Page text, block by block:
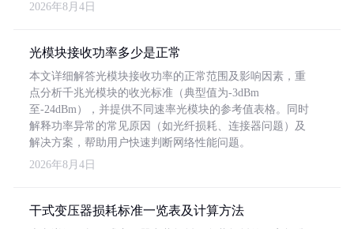
2026年8月4日
光模块接收功率多少是正常
本文详细解答光模块接收功率的正常范围及影响因素，重
点分析千兆光模块的收光标准（典型值为-3dBm
至-24dBm），并提供不同速率光模块的参考值表格。同时
解释功率异常的常见原因（如光纤损耗、连接器问题）及
解决方案，帮助用户快速判断网络性能问题。
2026年8月4日
干式变压器损耗标准一览表及计算方法